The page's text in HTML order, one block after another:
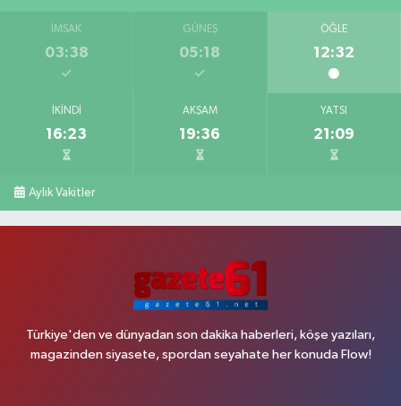
İMSAK
03:38
GÜNEŞ
05:18
ÖĞLE
12:32
İKINDI
16:23
AKŞAM
19:36
YATSI
21:09
Aylık Vakitler
Türkiye'den ve dünyadan son dakika haberleri, köşe yazıları,
magazinden siyasete, spordan seyahate her konuda Flow!